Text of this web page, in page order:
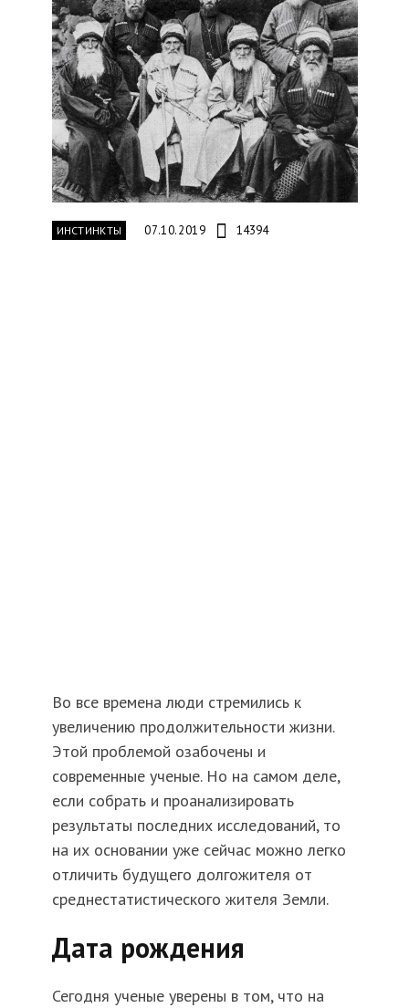
ИНСТИНКТЫ 07.10.2019 14394
Во все времена люди стремились к
увеличению продолжительности жизни.
Этой проблемой озабочены и
современные ученые. Но на самом деле,
если собрать и проанализировать
результаты последних исследований, то
на их основании уже сейчас можно легко
отличить будущего долгожителя от
среднестатистического жителя Земли.
Дата рождения
Сегодня ученые уверены в том, что на